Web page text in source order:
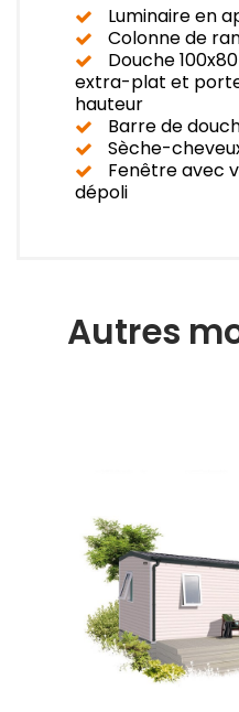
Luminaire en
Colonne de
Douche
extra-plat et
hauteur
Barre de
Sèche-
Fenêtre avec
dépoli
Autres